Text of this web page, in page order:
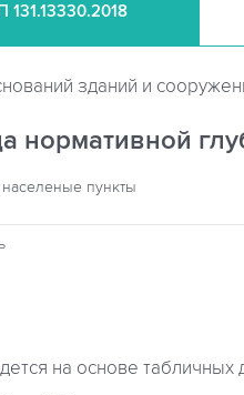
131.13330.2018
зданий и
нормативной
пункты
на основе табличных